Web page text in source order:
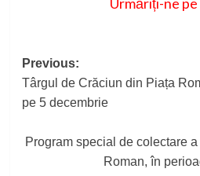
Post
navigation
Previous:
Târgul de Crăciun din Piața
pe 5 decembrie
Program special de colectare
Roman, în